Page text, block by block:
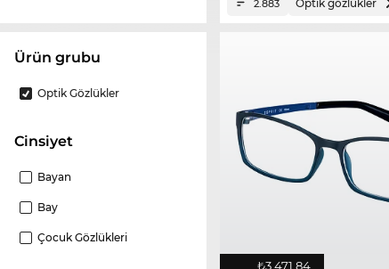
ürün grubu
Optik Gözlükler
Cinsiyet
Bayan
Bay
Çocuk Gözlükleri
2.883 Optik gözlükler
₺3.471,84